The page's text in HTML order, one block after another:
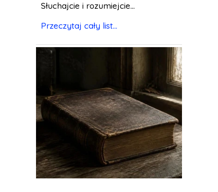
Słuchajcie i rozumiejcie...
Przeczytaj cały list...